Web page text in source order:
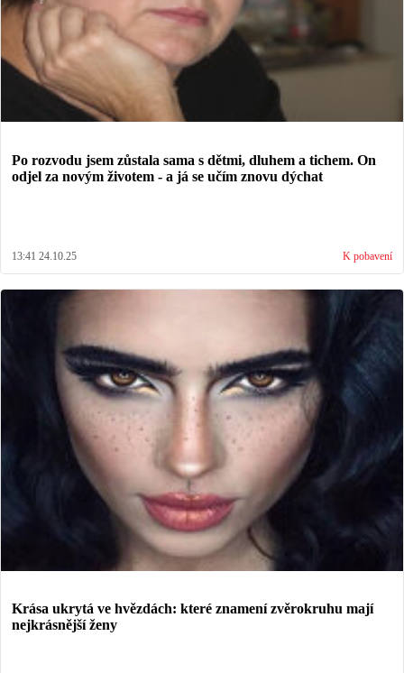
Po rozvodu jsem zůstala sama s dětmi, dluhem a tichem. On
odjel za novým životem - a já se učím znovu dýchat
13:41 24.10.25 K pobavení
Krása ukrytá ve hvězdách: které znamení zvěrokruhu mají
nejkrásnější ženy